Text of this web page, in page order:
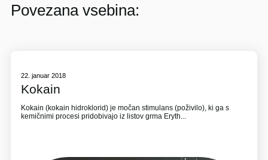
Povezana vsebina:
22. januar 2018
Kokain
Kokain (kokain hidroklorid) je močan stimulans (poživilo), ki ga s
kemičnimi procesi pridobivajo iz listov grma Eryth...